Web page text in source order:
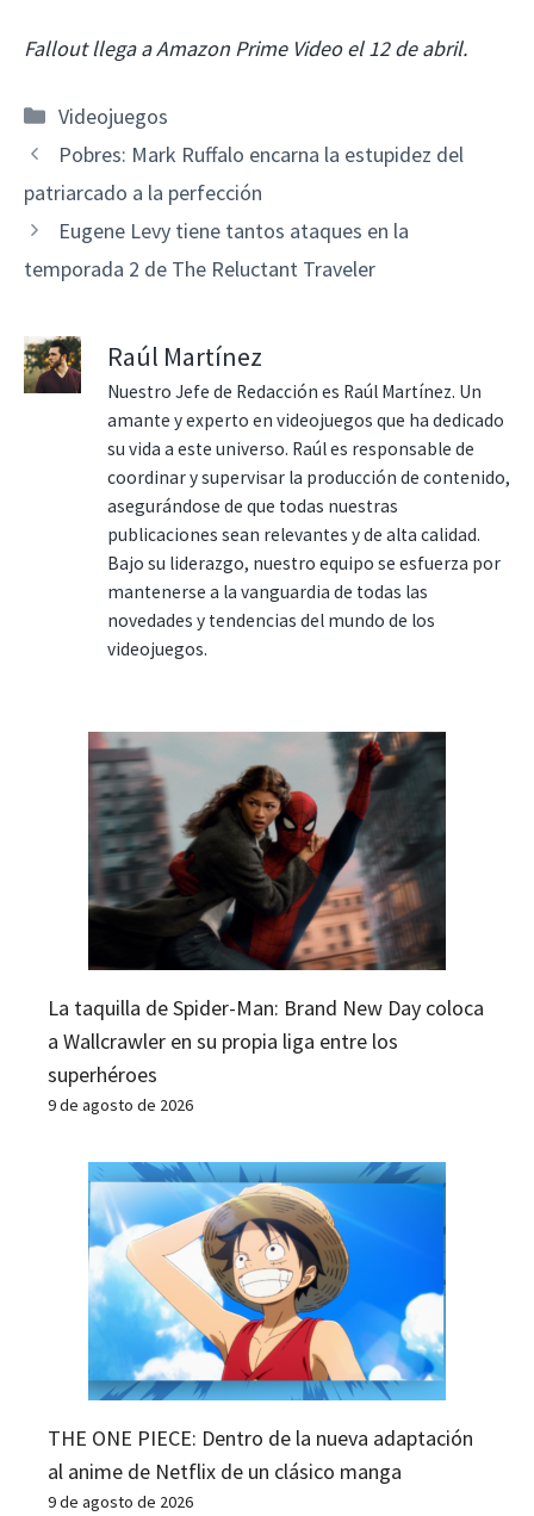
Fallout llega a Amazon Prime Video el 12 de abril.
Categorías
Videojuegos
Pobres: Mark Ruffalo encarna la estupidez del
patriarcado a la perfección
Eugene Levy tiene tantos ataques en la
temporada 2 de The Reluctant Traveler
Raúl Martínez
Nuestro Jefe de Redacción es Raúl Martínez. Un
amante y experto en videojuegos que ha dedicado
su vida a este universo. Raúl es responsable de
coordinar y supervisar la producción de contenido,
asegurándose de que todas nuestras
publicaciones sean relevantes y de alta calidad.
Bajo su liderazgo, nuestro equipo se esfuerza por
mantenerse a la vanguardia de todas las
novedades y tendencias del mundo de los
videojuegos.
La taquilla de Spider-Man: Brand New Day coloca
a Wallcrawler en su propia liga entre los
superhéroes
9 de agosto de 2026
THE ONE PIECE: Dentro de la nueva adaptación
al anime de Netflix de un clásico manga
9 de agosto de 2026